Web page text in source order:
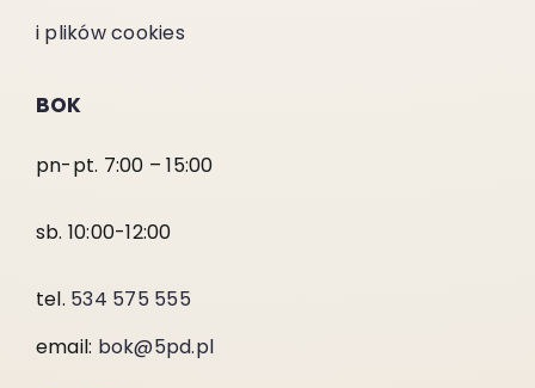
i plików cookies
BOK
pn-pt. 7:00 – 15:00
sb. 10:00-12:00
tel. 534 575 555
email: bok@5pd.pl